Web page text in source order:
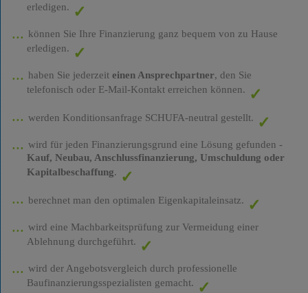
erledigen.
können Sie Ihre Finanzierung ganz bequem von zu Hause
erledigen.
haben Sie jederzeit einen Ansprechpartner, den Sie
telefonisch oder E-Mail-Kontakt erreichen können.
werden Konditionsanfrage SCHUFA-neutral gestellt.
wird für jeden Finanzierungsgrund eine Lösung gefunden -
Kauf, Neubau, Anschlussfinanzierung, Umschuldung oder
Kapitalbeschaffung.
berechnet man den optimalen Eigenkapitaleinsatz.
wird eine Machbarkeitsprüfung zur Vermeidung einer
Ablehnung durchgeführt.
wird der Angebotsvergleich durch professionelle
Baufinanzierungsspezialisten gemacht.